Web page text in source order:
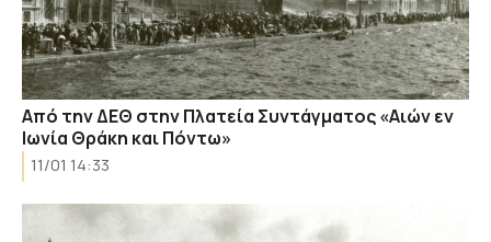
Από την ΔΕΘ στην Πλατεία Συντάγματος «Αιών εν
Ιωνία Θράκη και Πόντω»
11/01 14:33